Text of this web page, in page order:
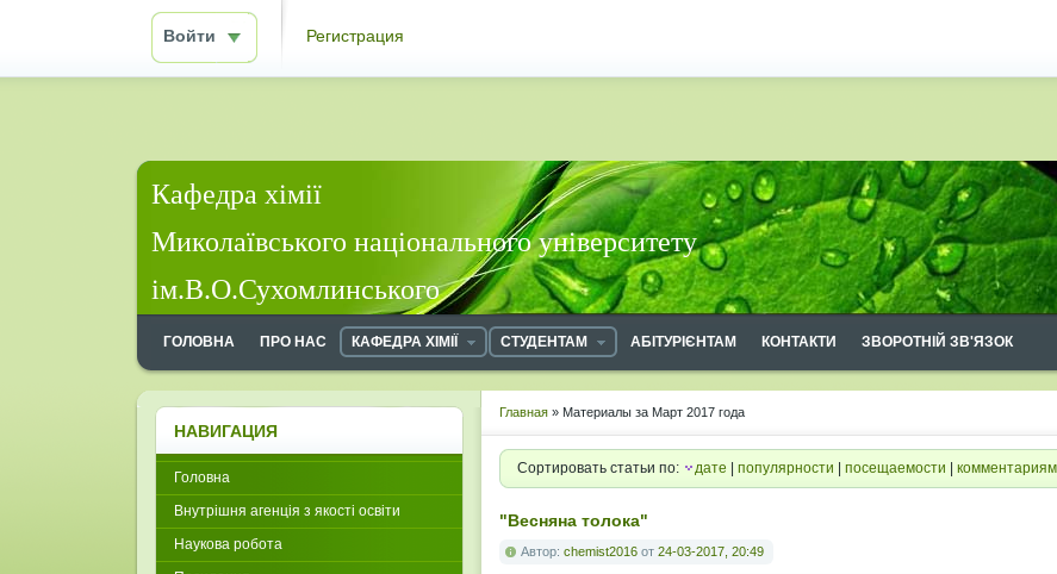
Войти Регистрация
Кафедра хімії
Миколаївського національного університету
ім.В.О.Сухомлинського
ГОЛОВНА ПРО НАС КАФЕДРА ХІМІЇ СТУДЕНТАМ АБІТУРІЄНТАМ КОНТАКТИ ЗВОРОТНІЙ ЗВ'ЯЗОК
Главная » Материалы за Март 2017 года
Сортировать статьи по: дате популярности посещаемости комментариям
"Весняна толока"
Автор: chemist2016 от 24-03-2017, 20:49
НАВИГАЦИЯ
Головна
Внутрішня агенція з якості освіти
Наукова робота